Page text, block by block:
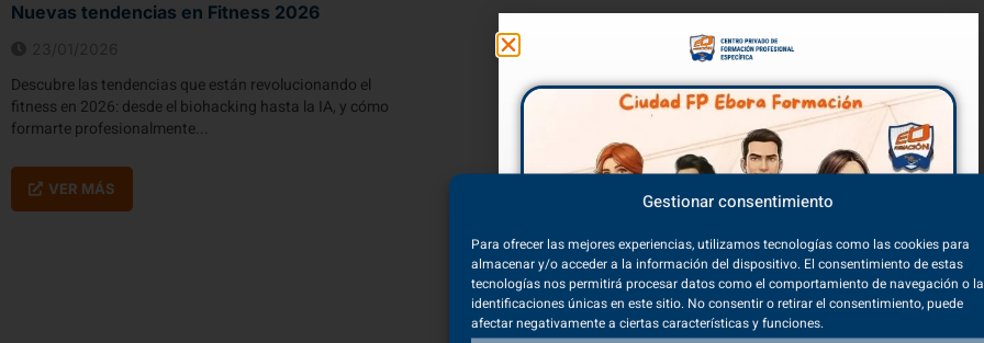
Gestionar consentimiento
Para ofrecer las mejores experiencias, utilizamos tecnologías como las cookies para
almacenar y/o acceder a la información del dispositivo. El consentimiento de estas
tecnologías nos permitirá procesar datos como el comportamiento de navegación o
identificaciones únicas en este sitio. No consentir o retirar el consentimiento, puede
afectar negativamente a ciertas características y funciones.
Nuevas tendencias en Fitness 2026
Descubre las tendencias que están revolucionando el
fitness en 2026: desde el biohacking hasta la IA, y cómo
formarte profesionalmente...
VER MÁS